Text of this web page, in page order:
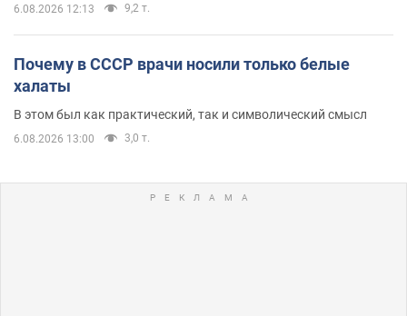
6.08.2026 12:13 9,2 т.
Почему в СССР врачи носили только белые
халаты
В этом был как практический, так и символический смысл
6.08.2026 13:00 3,0 т.